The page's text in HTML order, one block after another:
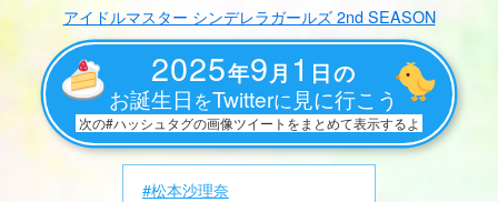
アイドルマスター シンデレラガールズ 2nd SEASON
2025年9月 1 日の
お誕生日 をTwitterに 見に行こう
次の#ハッシュタグの画像ツイートをまとめて表示するよ
#松本沙理奈